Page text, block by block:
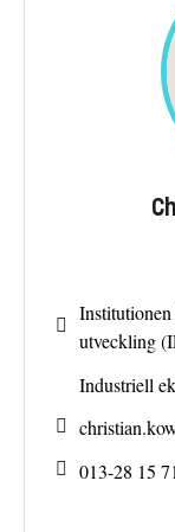
utveckling
Industriell
013-28 15 71